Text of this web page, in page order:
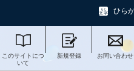
ひら
このサイトにつ
いて
新規登録 お問い合わせ